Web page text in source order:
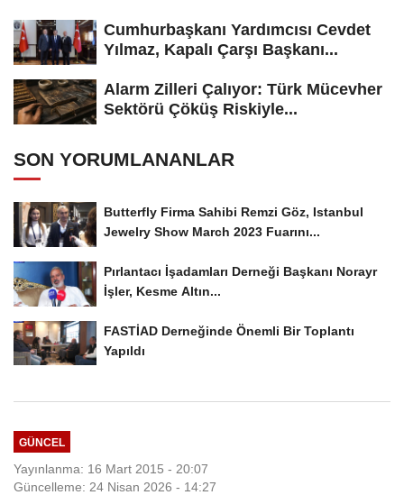
Cumhurbaşkanı Yardımcısı Cevdet
Yılmaz, Kapalı Çarşı Başkanı...
Alarm Zilleri Çalıyor: Türk Mücevher
Sektörü Çöküş Riskiyle...
SON YORUMLANANLAR
Butterfly Firma Sahibi Remzi Göz, Istanbul
Jewelry Show March 2023 Fuarını...
Pırlantacı İşadamları Derneği Başkanı Norayr
İşler, Kesme Altın...
FASTİAD Derneğinde Önemli Bir Toplantı
Yapıldı
GÜNCEL
Yayınlanma: 16 Mart 2015 - 20:07
Güncelleme: 24 Nisan 2026 - 14:27